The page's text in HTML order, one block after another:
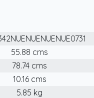
55.88 cms
78.74 cms
10.16 cms
5.85 kg